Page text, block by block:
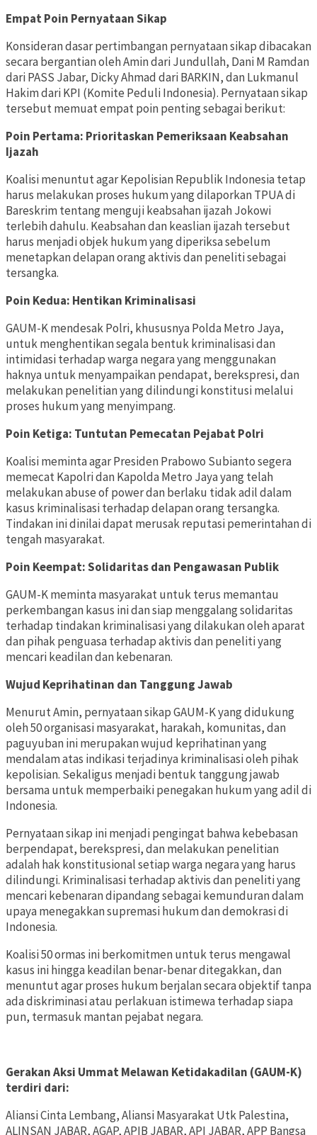
Empat Poin Pernyataan Sikap
Konsideran dasar pertimbangan pernyataan sikap dibacakan
secara bergantian oleh Amin dari Jundullah, Dani M Ramdan
dari PASS Jabar, Dicky Ahmad dari BARKIN, dan Lukmanul
Hakim dari KPI (Komite Peduli Indonesia). Pernyataan sikap
tersebut memuat empat poin penting sebagai berikut:
Poin Pertama: Prioritaskan Pemeriksaan Keabsahan
Ijazah
Koalisi menuntut agar Kepolisian Republik Indonesia tetap
harus melakukan proses hukum yang dilaporkan TPUA di
Bareskrim tentang menguji keabsahan ijazah Jokowi
terlebih dahulu. Keabsahan dan keaslian ijazah tersebut
harus menjadi objek hukum yang diperiksa sebelum
menetapkan delapan orang aktivis dan peneliti sebagai
tersangka.
Poin Kedua: Hentikan Kriminalisasi
GAUM-K mendesak Polri, khususnya Polda Metro Jaya,
untuk menghentikan segala bentuk kriminalisasi dan
intimidasi terhadap warga negara yang menggunakan
haknya untuk menyampaikan pendapat, berekspresi, dan
melakukan penelitian yang dilindungi konstitusi melalui
proses hukum yang menyimpang.
Poin Ketiga: Tuntutan Pemecatan Pejabat Polri
Koalisi meminta agar Presiden Prabowo Subianto segera
memecat Kapolri dan Kapolda Metro Jaya yang telah
melakukan abuse of power dan berlaku tidak adil dalam
kasus kriminalisasi terhadap delapan orang tersangka.
Tindakan ini dinilai dapat merusak reputasi pemerintahan di
tengah masyarakat.
Poin Keempat: Solidaritas dan Pengawasan Publik
GAUM-K meminta masyarakat untuk terus memantau
perkembangan kasus ini dan siap menggalang solidaritas
terhadap tindakan kriminalisasi yang dilakukan oleh aparat
dan pihak penguasa terhadap aktivis dan peneliti yang
mencari keadilan dan kebenaran.
Wujud Keprihatinan dan Tanggung Jawab
Menurut Amin, pernyataan sikap GAUM-K yang didukung
oleh 50 organisasi masyarakat, harakah, komunitas, dan
paguyuban ini merupakan wujud keprihatinan yang
mendalam atas indikasi terjadinya kriminalisasi oleh pihak
kepolisian. Sekaligus menjadi bentuk tanggung jawab
bersama untuk memperbaiki penegakan hukum yang adil di
Indonesia.
Pernyataan sikap ini menjadi pengingat bahwa kebebasan
berpendapat, berekspresi, dan melakukan penelitian
adalah hak konstitusional setiap warga negara yang harus
dilindungi. Kriminalisasi terhadap aktivis dan peneliti yang
mencari kebenaran dipandang sebagai kemunduran dalam
upaya menegakkan supremasi hukum dan demokrasi di
Indonesia.
Koalisi 50 ormas ini berkomitmen untuk terus mengawal
kasus ini hingga keadilan benar-benar ditegakkan, dan
menuntut agar proses hukum berjalan secara objektif tanpa
ada diskriminasi atau perlakuan istimewa terhadap siapa
pun, termasuk mantan pejabat negara.
Gerakan Aksi Ummat Melawan Ketidakadilan (GAUM-K)
terdiri dari:
Aliansi Cinta Lembang, Aliansi Masyarakat Utk Palestina,
ALINSAN JABAR, AGAP, APIB JABAR, API JABAR, APP Bangsa